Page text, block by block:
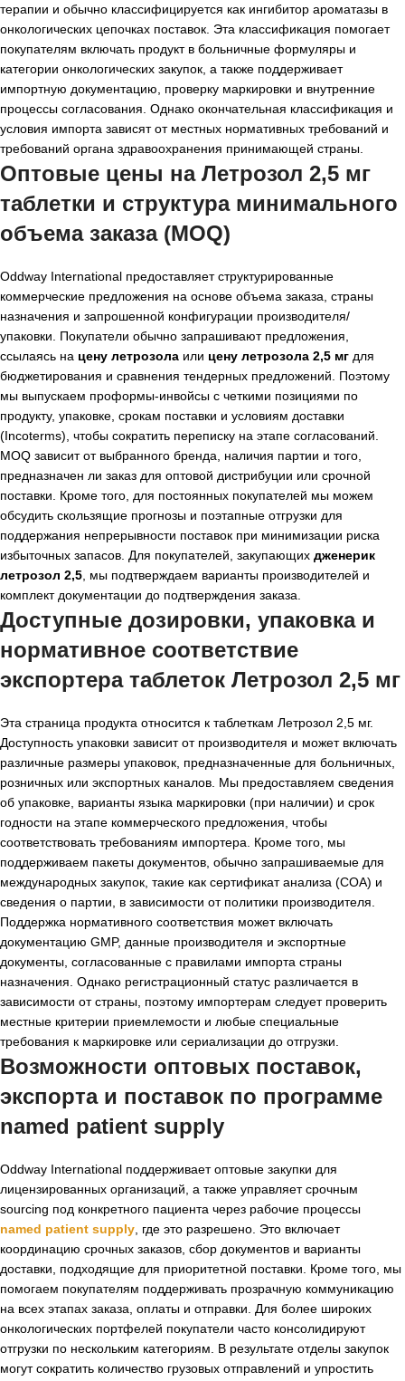
терапии и обычно классифицируется как ингибитор ароматазы в
онкологических цепочках поставок. Эта классификация помогает
покупателям включать продукт в больничные формуляры и
категории онкологических закупок, а также поддерживает
импортную документацию, проверку маркировки и внутренние
процессы согласования. Однако окончательная классификация и
условия импорта зависят от местных нормативных требований и
требований органа здравоохранения принимающей страны.
Оптовые цены на Летрозол 2,5 мг
таблетки и структура минимального
объема заказа (MOQ)
Oddway International предоставляет структурированные
коммерческие предложения на основе объема заказа, страны
назначения и запрошенной конфигурации производителя/
упаковки. Покупатели обычно запрашивают предложения,
ссылаясь на цену летрозола или цену летрозола 2,5 мг для
бюджетирования и сравнения тендерных предложений. Поэтому
мы выпускаем проформы-инвойсы с четкими позициями по
продукту, упаковке, срокам поставки и условиям доставки
(Incoterms), чтобы сократить переписку на этапе согласований.
MOQ зависит от выбранного бренда, наличия партии и того,
предназначен ли заказ для оптовой дистрибуции или срочной
поставки. Кроме того, для постоянных покупателей мы можем
обсудить скользящие прогнозы и поэтапные отгрузки для
поддержания непрерывности поставок при минимизации риска
избыточных запасов. Для покупателей, закупающих дженерик
летрозол 2,5 , мы подтверждаем варианты производителей и
комплект документации до подтверждения заказа.
Доступные дозировки, упаковка и
нормативное соответствие
экспортера таблеток Летрозол 2,5 мг
Эта страница продукта относится к таблеткам Летрозол 2,5 мг.
Доступность упаковки зависит от производителя и может включать
различные размеры упаковок, предназначенные для больничных,
розничных или экспортных каналов. Мы предоставляем сведения
об упаковке, варианты языка маркировки (при наличии) и срок
годности на этапе коммерческого предложения, чтобы
соответствовать требованиям импортера. Кроме того, мы
поддерживаем пакеты документов, обычно запрашиваемые для
международных закупок, такие как сертификат анализа (COA) и
сведения о партии, в зависимости от политики производителя.
Поддержка нормативного соответствия может включать
документацию GMP, данные производителя и экспортные
документы, согласованные с правилами импорта страны
назначения. Однако регистрационный статус различается в
зависимости от страны, поэтому импортерам следует проверить
местные критерии приемлемости и любые специальные
требования к маркировке или сериализации до отгрузки.
Возможности оптовых поставок,
экспорта и поставок по программе
named patient supply
Oddway International поддерживает оптовые закупки для
лицензированных организаций, а также управляет срочным
sourcing под конкретного пациента через рабочие процессы
named patient supply , где это разрешено. Это включает
координацию срочных заказов, сбор документов и варианты
доставки, подходящие для приоритетной поставки. Кроме того, мы
помогаем покупателям поддерживать прозрачную коммуникацию
на всех этапах заказа, оплаты и отправки. Для более широких
онкологических портфелей покупатели часто консолидируют
отгрузки по нескольким категориям. В результате отделы закупок
могут сократить количество грузовых отправлений и упростить